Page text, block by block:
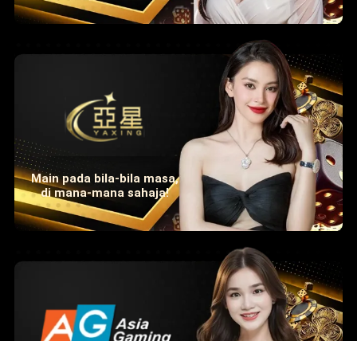
Main pada bila-bila masa,
di mana-mana sahaja!